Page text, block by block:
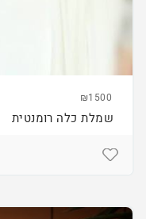
₪1500
שמלת כלה רומנטית